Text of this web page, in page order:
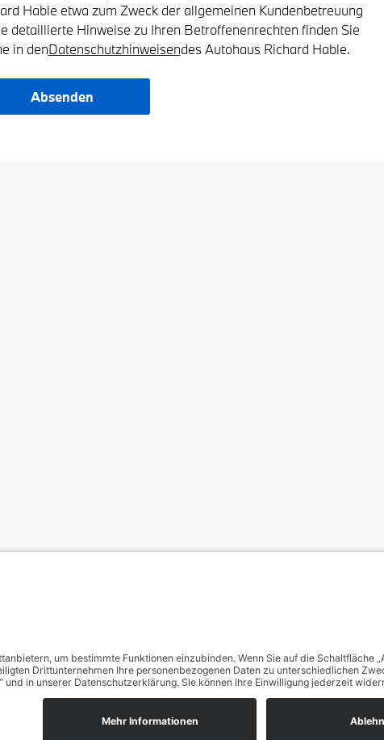
Hable etwa zum Zweck der allgemeinen Kundenbetreuung
detaillierte Hinweise zu Ihren Betroffenenrechten finden Sie
in denDatenschutzhinweisendes Autohaus Richard Hable.
Absenden